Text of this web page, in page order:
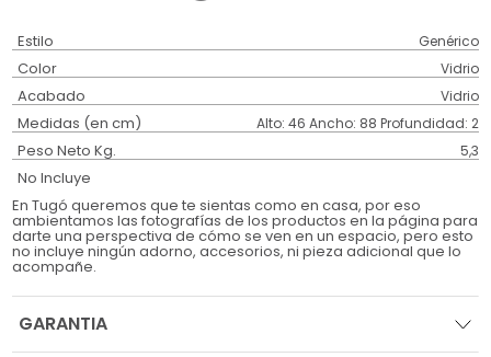
Estilo Genérico
Color Vidrio
Acabado Vidrio
Medidas (en cm) Alto: 46 Ancho: 88 Profundidad: 2
Peso Neto Kg. 5,3
No Incluye
En Tugó queremos que te sientas como en casa, por eso
ambientamos las fotografías de los productos en la página para
darte una perspectiva de cómo se ven en un espacio, pero esto
no incluye ningún adorno, accesorios, ni pieza adicional que lo
acompañe.
GARANTIA